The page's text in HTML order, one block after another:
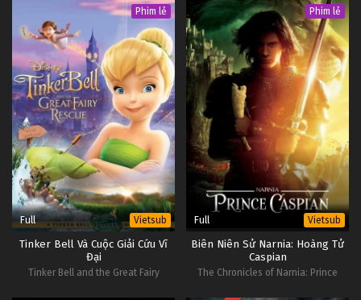
Phim lẻ
Full Vietsub
Tinker Bell Và Cuộc Giải Cứu Vĩ
Đại
Tinker Bell and the Great Fairy
Phim lẻ
Full Vietsub
Biên Niên Sử Narnia: Hoàng Tử
Caspian
The Chronicles of Narnia: Prince